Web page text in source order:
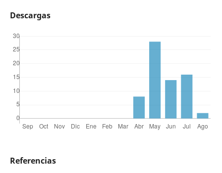
Descargas
Referencias